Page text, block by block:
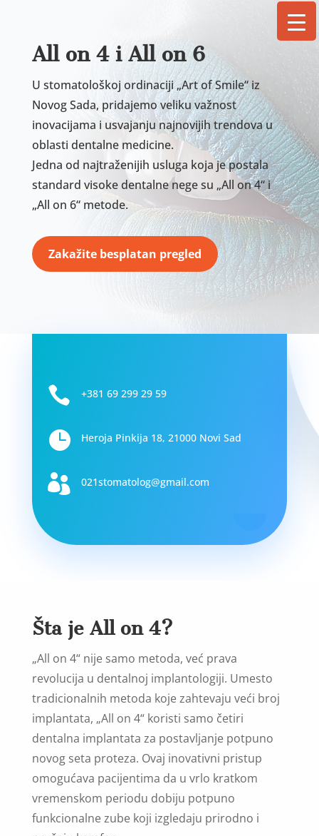
All on 4 i All on 6
U stomatološkoj ordinaciji „Art of Smile“ iz
Novog Sada, pridajemo veliku važnost
inovacijama i usvajanju najnovijih trendova u
oblasti dentalne medicine.
Jedna od najtraženijih usluga koja je postala
standard visoke dentalne nege su „All on 4“ i
„All on 6“ metode.
Zakažite besplatan pregled
 +381 69 299 29 59
 Heroja Pinkija 18, 21000 Novi Sad
 021stomatolog@gmail.com
Šta je All on 4?
„All on 4“ nije samo metoda, već prava
revolucija u dentalnoj implantologiji. Umesto
tradicionalnih metoda koje zahtevaju veći broj
implantata, „All on 4“ koristi samo četiri
dentalna implantata za postavljanje potpuno
novog seta proteza. Ovaj inovativni pristup
omogućava pacijentima da u vrlo kratkom
vremenskom periodu dobiju potpuno
funkcionalne zube koji izgledaju prirodno i